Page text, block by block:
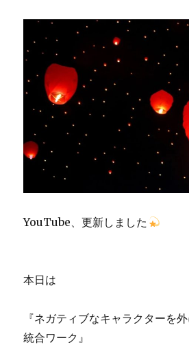
YouTube、更新しました
本日は
『ネガティブなキャラクターを
統合ワーク』